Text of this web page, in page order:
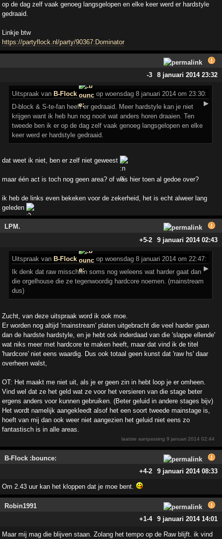
op de dag zelf vaak genoeg langsgelopen en elke keer werd er hardstyle
gedraaid.
Linkje btw
https://partyflock.nl/party/90367:Dominator
-3 8 januari 2014 23:32
Uitspraak van B-Flock
op woensdag 8 januari 2014 om 23:30:
▶
D-block & S-te-fan heeft er gedraaid. Meer hardstyle kan je niet
krijgen want ik heb hun nog nooit wat anders horen draaien. Ten
tweede ben ik er op de dag zelf vaak genoeg langsgelopen en elke
keer werd er hardstyle gedraaid.
dat weet ik niet, ben er zelf niet geweest
maar één act is toch nog geen area? of was hier toen al gedoe over?
ik heb de links even bekeken voor de zekerheid, het is echt alweer lang
geleden
LPM.
+5-2 9 januari 2014 02:43
Uitspraak van B-Flock
op woensdag 8 januari 2014 om 22:47:
▶
Ik denk dat raw misschien soms nog weleens wat harder gaat dan
die orgelhouse die ze tegenwoordig hardcore noemen. (mainstream
dus)
Zucht, van deze uitspraak word ik ook moe.
Er worden nog altijd 'mainstream' platen uitgebracht die veel harder gaan
dan de hardste hardstyle, en je hebt ook inderdaad van die 'slappe ellende'
wat niks meer met hardcore te maken heeft, maar dat vind ik de titel
'hardcore' niet eens waardig. Dus ook totaal geen kunst dat 'raw hs' daar
overheen walst,
OT: Het maakt me niet uit, als je er geen zin in hebt loop je er omheen.
Vind wel dat ze het geld wat ze voor het versieren van die stage beter
ergens anders voor kunnen gebruiken. (Beter geluid in andere stages bijv)
Het wordt namelijk aangekleedt alsof het een soort tweede mainstage is,
hoeft van mij dan ook weer niet aangezien het geluid niet eens zo
fantastisch is in alle areas.
laatste aanpassing9 januari 2014 02:44
B-Flock :bounce:
+4-2 9 januari 2014 08:33
Om 2.43 uur kan het kloppen dat je moe bent.
Robin1991
+1-4 9 januari 2014 14:01
Maar mij mag die blijven staan. Zolang het tempo op de Raw blijft. ik vind